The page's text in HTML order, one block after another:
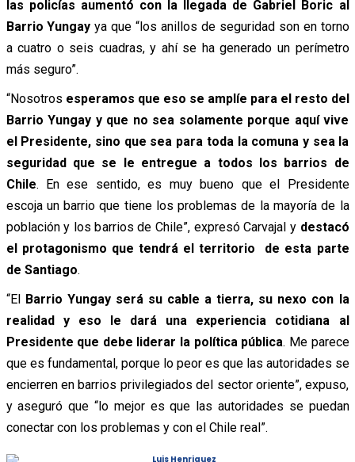
las policías aumentó con la llegada de Gabriel Boric al
Barrio Yungay ya que “los anillos de seguridad son en torno
a cuatro o seis cuadras, y ahí se ha generado un perímetro
más seguro”.
“Nosotros esperamos que eso se amplíe para el resto del
Barrio Yungay y que no sea solamente porque aquí vive
el Presidente, sino que sea para toda la comuna y sea la
seguridad que se le entregue a todos los barrios de
Chile. En ese sentido, es muy bueno que el Presidente
escoja un barrio que tiene los problemas de la mayoría de la
población y los barrios de Chile”, expresó Carvajal y destacó
el protagonismo que tendrá el territorio de esta parte
de Santiago.
“El Barrio Yungay será su cable a tierra, su nexo con la
realidad y eso le dará una experiencia cotidiana al
Presidente que debe liderar la política pública. Me parece
que es fundamental, porque lo peor es que las autoridades se
encierren en barrios privilegiados del sector oriente”, expuso,
y aseguró que “lo mejor es que las autoridades se puedan
conectar con los problemas y con el Chile real”.